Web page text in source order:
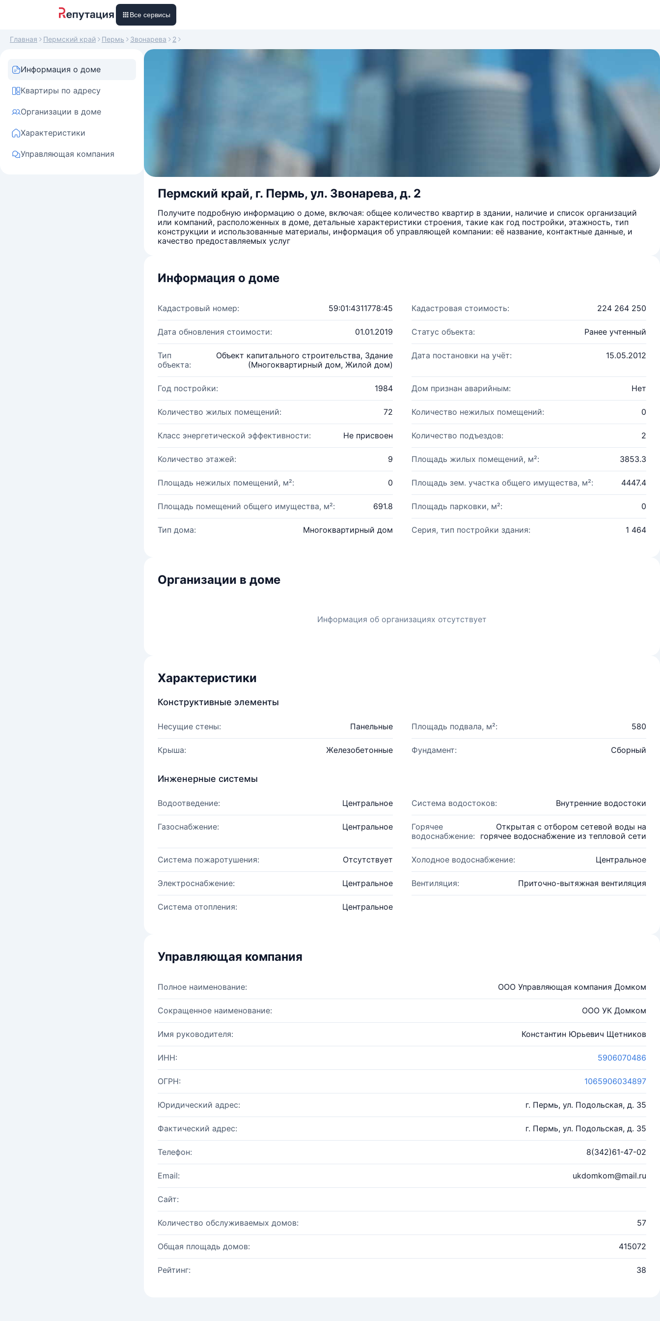
Все сервисы
Главная Пермский край Пермь Звонарева 2
Информация о доме
Квартиры по адресу
Организации в доме
Характеристики
Управляющая компания
Пермский край, г. Пермь, ул. Звонарева, д. 2
Получите подробную информацию о доме, включая: общее количество квартир в здании, наличие и список организаций
или компаний, расположенных в доме, детальные характеристики строения, такие как год постройки, этажность, тип
конструкции и использованные материалы, информация об управляющей компании: её название, контактные данные, и
качество предоставляемых услуг
Информация о доме
Кадастровый номер: 59:01:4311778:45 Кадастровая стоимость: 224 264 250
Дата обновления стоимости: 01.01.2019 Статус объекта: Ранее учтенный
Тип
объекта:
Объект капитального строительства, Здание
(Многоквартирный дом, Жилой дом)
Дата постановки на учёт: 15.05.2012
Год постройки: 1984 Дом признан аварийным: Нет
Количество жилых помещений: 72 Количество нежилых помещений: 0
Класс энергетической эффективности: Не присвоен Количество подъездов: 2
Количество этажей: 9 Площадь жилых помещений, м²: 3853.3
Площадь нежилых помещений, м²: 0 Площадь зем. участка общего имущества, м²: 4447.4
Площадь помещений общего имущества, м²: 691.8 Площадь парковки, м²: 0
Тип дома: Многоквартирный дом Серия, тип постройки здания: 1 464
Организации в доме
Информация об организациях отсутствует
Характеристики
Конструктивные элементы
Несущие стены: Панельные Площадь подвала, м²: 580
Крыша: Железобетонные Фундамент: Сборный
Инженерные системы
Водоотведение: Центральное Система водостоков: Внутренние водостоки
Газоснабжение: Центральное
Горячее
водоснабжение:
Открытая с отбором сетевой воды на
горячее водоснабжение из тепловой сети
Система пожаротушения: Отсутствует Холодное водоснабжение: Центральное
Электроснабжение: Центральное Вентиляция: Приточно-вытяжная вентиляция
Система отопления: Центральное
Управляющая компания
Полное наименование: ООО Управляющая компания Домком
Сокращенное наименование: ООО УК Домком
Имя руководителя: Константин Юрьевич Щетников
ИНН: 5906070486
ОГРН: 1065906034897
Юридический адрес: г. Пермь, ул. Подольская, д. 35
Фактический адрес: г. Пермь, ул. Подольская, д. 35
Телефон: 8(342)61-47-02
Email: ukdomkom@mail.ru
Сайт:
Количество обслуживаемых домов: 57
Общая площадь домов: 415072
Рейтинг: 38